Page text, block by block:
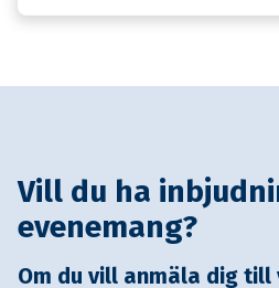
Vill du ha
evenemang?
Om du vill anmäla dig